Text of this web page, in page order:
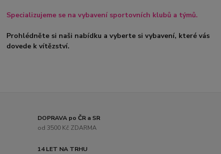
Specializujeme se na vybavení sportovních klubů a týmů.
Prohlédněte si naši nabídku a vyberte si vybavení, které vás
dovede k vítězství.
DOPRAVA po ČR a SR
od 3500 Kč ZDARMA
14 LET NA TRHU